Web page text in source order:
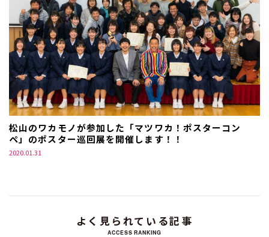
松山のワカモノが参加した「マツワカ！ポスターコン
ペ」のポスター巡回展を開催します！！
2020.01.31
よく見られている記事
ACCESS RANKING